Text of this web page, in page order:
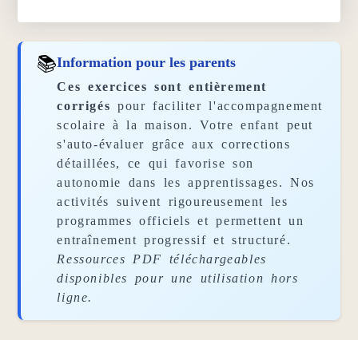
📚Information pour les parents
Ces exercices sont entièrement
corrigés pour faciliter l'accompagnement
scolaire à la maison. Votre enfant peut
s'auto-évaluer grâce aux corrections
détaillées, ce qui favorise son
autonomie dans les apprentissages. Nos
activités suivent rigoureusement les
programmes officiels et permettent un
entraînement progressif et structuré.
Ressources PDF téléchargeables
disponibles pour une utilisation hors
ligne.